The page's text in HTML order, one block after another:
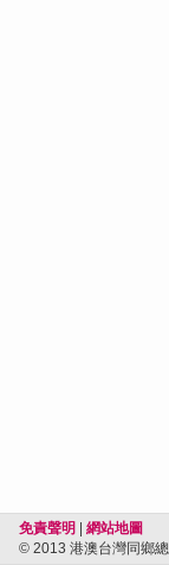
免責聲明
網站地圖
© 2013 港澳台灣同鄉